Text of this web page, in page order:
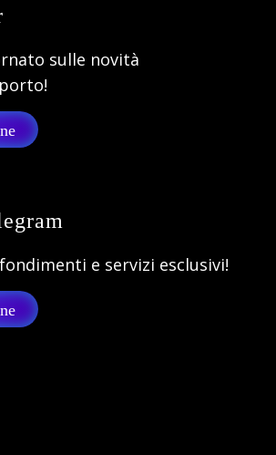
sulle novità
e servizi esclusivi!